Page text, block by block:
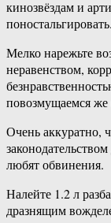
кинозвёздам и
поностальгировать.
Мелко нарежьте
неравенством,
повозмущаемся
Очень аккуратно,
любят обвинения.
Налейте 1.2 л
дразнящим